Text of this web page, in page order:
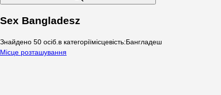
Sex Bangladesz
Знайдено 50 осіб в категоріїмісцевість:Бангладеш
Місце розташування